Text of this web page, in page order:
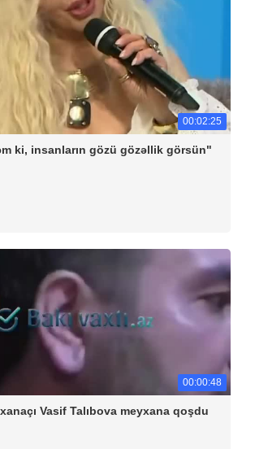
00:02:25
ki, insanların gözü gözəllik görsün"
00:00:48
Vasif Talıbova meyxana qoşdu